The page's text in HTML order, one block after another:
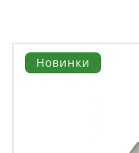
Новинки